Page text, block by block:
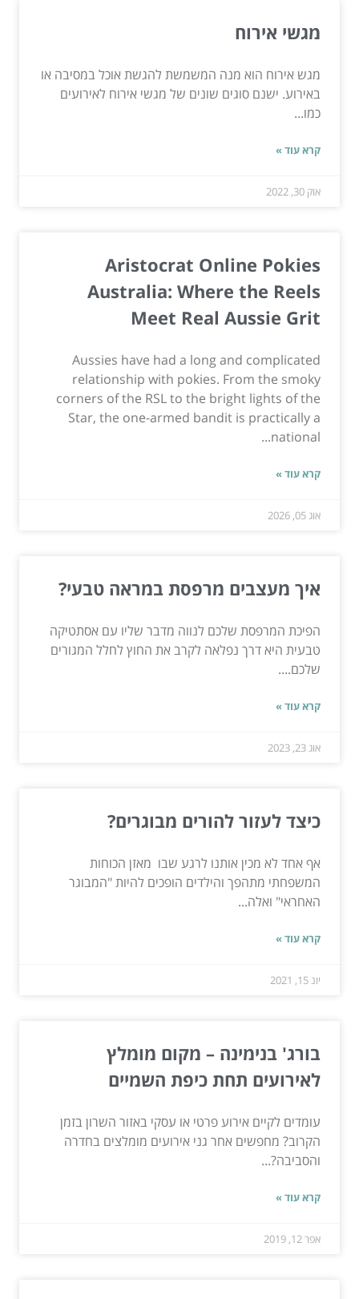
מגשי אירוח
מגש אירוח הוא מנה המשמשת להגשת אוכל במסיבה או
באירוע. ישנם סוגים שונים של מגשי אירוח לאירועים
כמו...
קרא עוד »
אוק 30, 2022
Aristocrat Online Pokies
Australia: Where the Reels
Meet Real Aussie Grit
Aussies have had a long and complicated
relationship with pokies. From the smoky
corners of the RSL to the bright lights of the
Star, the one-armed bandit is practically a
national...
קרא עוד »
אוג 05, 2026
איך מעצבים מרפסת במראה טבעי?
הפיכת המרפסת שלכם לנווה מדבר שליו עם אסתטיקה
טבעית היא דרך נפלאה לקרב את החוץ לחלל המגורים
שלכם....
קרא עוד »
אוג 23, 2023
כיצד לעזור להורים מבוגרים?
אף אחד לא מכין אותנו לרגע שבו מאזן הכוחות
המשפחתי מתהפך והילדים הופכים להיות "המבוגר
האחראי" ואלה...
קרא עוד »
יונ 15, 2021
בורג' בנימינה – מקום מומלץ
לאירועים תחת כיפת השמיים
עומדים לקיים אירוע פרטי או עסקי באזור השרון בזמן
הקרוב? מחפשים אחר גני אירועים מומלצים בחדרה
והסביבה?...
קרא עוד »
אפר 12, 2019